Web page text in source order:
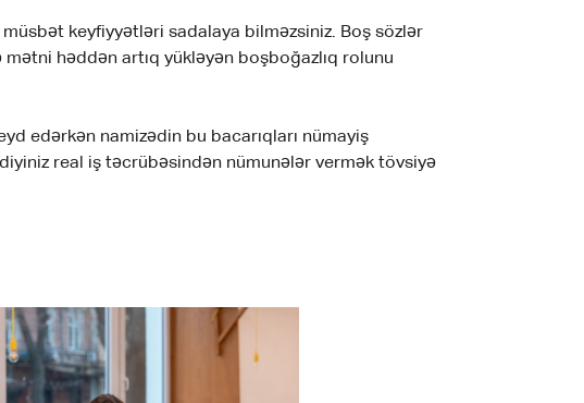
müsbət keyfiyyətləri sadalaya bilməzsiniz. Boş sözlər
həddən artıq yükləyən boşboğazlıq rolunu
edərkən namizədin bu bacarıqları nümayiş
real iş təcrübəsindən nümunələr vermək tövsiyə